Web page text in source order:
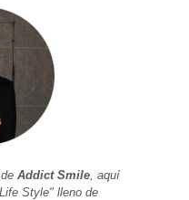
Addict Smile, aquí
Style" lleno de